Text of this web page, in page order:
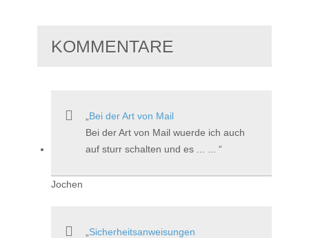
KOMMENTARE
Bei der Art von Mail
Bei der Art von Mail wuerde ich auch
auf sturr schalten und es ... ...
Jochen
Sicherheitsanweisungen